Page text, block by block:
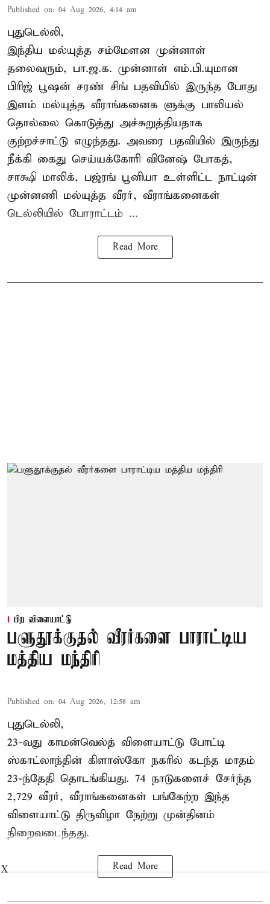
Published on: 04 Aug 2026, 4:14 am
புதுடெல்லி,
இந்திய மல்யுத்த சம்மேளன முன்னாள்
தலைவரும், பா.ஜ.க. முன்னாள் எம்.பி.யுமான
பிரிஜ் பூஷன் சரண் சிங் பதவியில் இருந்த போது
இளம் மல்யுத்த வீராங்கனைக ளுக்கு பாலியல்
தொல்லை கொடுத்து அச்சுறுத்தியதாக
குற்றச்சாட்டு எழுந்தது. அவரை பதவியில் இருந்து
நீக்கி கைது செய்யக்கோரி வினேஷ் போகத்,
சாக்ஷி மாலிக், பஜ்ரங் பூனியா உள்ளிட்ட நாட்டின்
முன்னணி மல்யுத்த வீரர், வீராங்கனைகள்
டெல்லியில் போராட்டம் ...
Read More
பிற விளையாட்டு
பளுதூக்குதல் வீரர்களை பாராட்டிய
மத்திய மந்திரி
Published on: 04 Aug 2026, 12:58 am
புதுடெல்லி,
23-வது காமன்வெல்த் விளையாட்டு போட்டி
ஸ்காட்லாந்தின் கிளாஸ்கோ நகரில் கடந்த மாதம்
23-ந்தேதி தொடங்கியது. 74 நாடுகளைச் சேர்ந்த
2,729 வீரர், வீராங்கனைகள் பங்கேற்ற இந்த
விளையாட்டு திருவிழா நேற்று முன்தினம்
நிறைவடைந்தது.
Read More
X